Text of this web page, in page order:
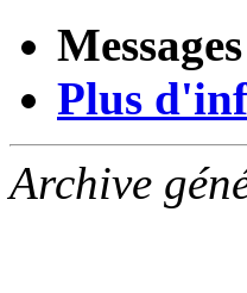
Plus
Archive